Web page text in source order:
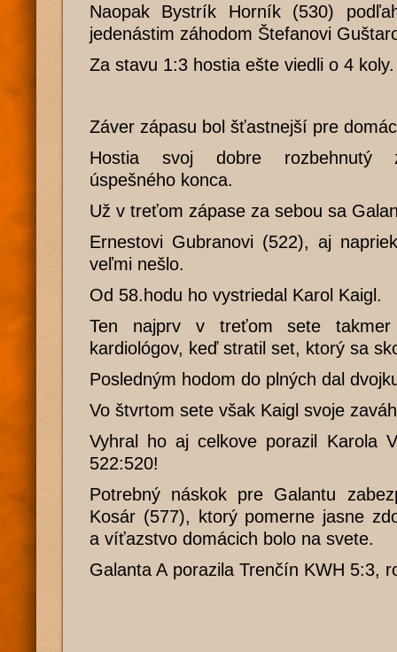
Naopak Bystrík Horník (530)
jedenástim záhodom Štefanovi
Za stavu 1:3 hostia ešte viedli o 4 koly.
Záver zápasu bol šťastnejší pre
Hostia svoj dobre rozbehnutý
úspešného konca.
Už v treťom zápase za sebou sa
Ernestovi Gubranovi (522), aj
veľmi nešlo.
Od 58.hodu ho vystriedal Karol Kaigl.
Ten najprv v treťom sete takmer
kardiológov, keď stratil set, ktorý sa
Posledným hodom do plných dal
Vo štvrtom sete však Kaigl svoje
Vyhral ho aj celkove porazil Karola
522:520!
Potrebný náskok pre Galantu
Kosár (577), ktorý pomerne jasne
a víťazstvo domácich bolo na svete.
Galanta A porazila Trenčín KWH